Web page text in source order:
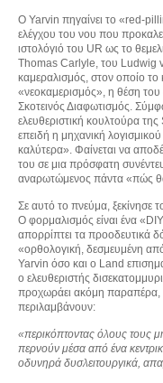
Ο Yarvin πηγαίνει το «red-
ελέγχου του νου που
ιστολόγιό του UR ως το
Thomas Carlyle, του Ludwig
καμεραλισμός, στον οποίο το
«νεοκαμερισμός», η θέση
Σκοτεινός Διαφωτισμός.
ελευθεριστική κουλτούρα
επειδή η μηχανική
καλύτερα». Φαίνεται να
του σε μια πρόσφατη
αναρωτώμενος πάντα «πώς
Σε αυτό το πνεύμα, ξεκίνησε
Ο φορμαλισμός είναι ένα
απορρίπτει τα προοδευτικά
«ορθολογική, δεσμευμένη
Yarvin όσο και ο Land
ο ελευθεριστής
προχωράει ακόμη παραπέρα,
περιλαμβάνουν:
«περικόπτοντας όλους τους
περνούν μέσα από ένα
οδυνηρά δυσλειτουργικά,